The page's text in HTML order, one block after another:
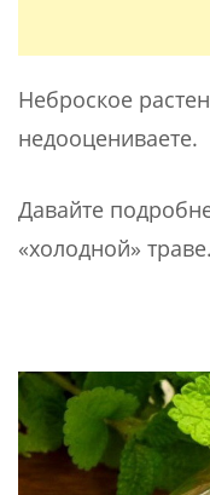
Неброское
недооцениваете.
Давайте
«холодной» траве.